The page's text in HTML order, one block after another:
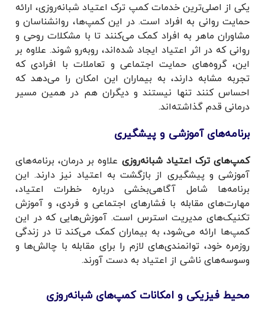
یکی از اصلی‌ترین خدمات کمپ ترک اعتیاد شبانه‌روزی، ارائه
حمایت روانی به افراد است. در این کمپ‌ها، روانشناسان و
مشاوران ماهر به افراد کمک می‌کنند تا با مشکلات روحی و
روانی که در اثر اعتیاد ایجاد شده‌اند، روبه‌رو شوند. علاوه بر
این، گروه‌های حمایت اجتماعی و تعاملات با افرادی که
تجربه مشابه دارند، به بیماران این امکان را می‌دهد که
احساس کنند تنها نیستند و دیگران هم در همین مسیر
درمانی قدم گذاشته‌اند.
برنامه‌های آموزشی و پیشگیری
کمپ‌های ترک اعتیاد شبانه‌روزی علاوه بر درمان، برنامه‌های
آموزشی و پیشگیری از بازگشت به اعتیاد نیز دارند. این
برنامه‌ها شامل آگاهی‌بخشی درباره خطرات اعتیاد،
مهارت‌های مقابله با فشارهای اجتماعی و فردی، و آموزش
تکنیک‌های مدیریت استرس است. آموزش‌هایی که در این
کمپ‌ها ارائه می‌شود، به بیماران کمک می‌کند تا در زندگی
روزمره خود، توانمندی‌های لازم را برای مقابله با چالش‌ها و
وسوسه‌های ناشی از اعتیاد به دست آورند.
محیط فیزیکی و امکانات کمپ‌های شبانه‌روزی